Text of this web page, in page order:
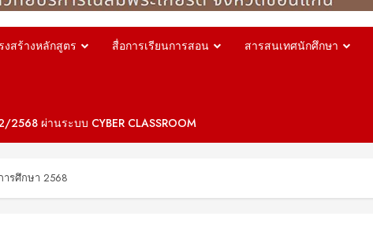
งสร้างหลักสูตร สื่อการเรียนการสอน สารสนเทศนักศึกษา
ผ่านระบบ CYBER CLASSROOM
รศึกษา 2568